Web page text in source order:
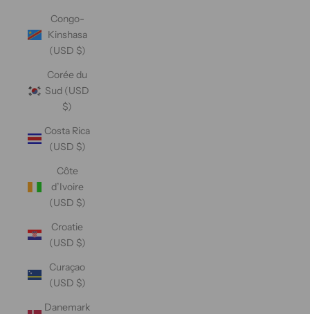
Congo-
Kinshasa
(USD $)
Corée du
Sud (USD
$)
Costa Rica
(USD $)
Côte
d’Ivoire
(USD $)
Croatie
(USD $)
Curaçao
(USD $)
Danemark